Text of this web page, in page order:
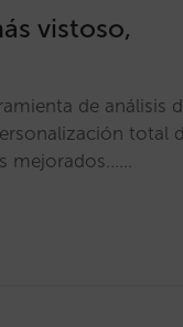
vistoso,
de análisis
total
mejorados……